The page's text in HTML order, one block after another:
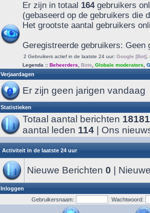
Er zijn in totaal 164gebruikers
(gebaseerd op de gebruikers die
Het grootste aantal gebruikers
Geregistreerde gebruikers: Geen
2 Gebruikers actief in de laatste 24 uur: Google [Bot]
Legenda :: Beheerders Bots Globale moderators
Verjaardagen
Er zijn geen jarigen vandaag
Statistieken
Totaal aantal berichten 18181
aantal leden 114 | Ons
Activiteit in de laatste 24 uur
Nieuwe Berichten 0 |
Inloggen
Gebruikersnaam:
Wachtwoord: